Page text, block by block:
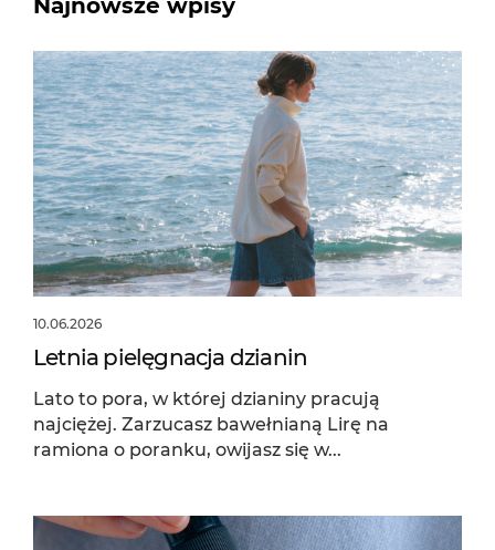
Najnowsze wpisy
10.06.2026
Letnia pielęgnacja dzianin
Lato to pora, w której dzianiny pracują
najciężej. Zarzucasz bawełnianą Lirę na
ramiona o poranku, owijasz się w...